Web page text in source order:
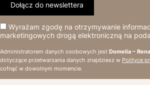
Dołącz do newslettera
Wyrażam zgodę na otrzymywanie
marketingowych drogą elektroniczną na
Administratorem danych osobowych jest Domelia –
dotyczące przetwarzania danych znajdziesz w Polityce
cofnąć w dowolnym momencie.